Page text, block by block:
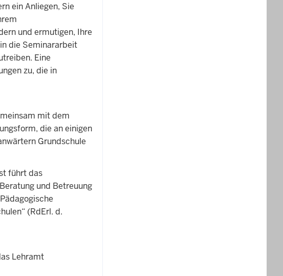
ein Anliegen, Sie
und ermutigen, Ihre
die Seminararbeit
Eine
zu, die in
mit dem
die an einigen
Grundschule
führt das
und Betreuung
(RdErl. d.
Lehramt